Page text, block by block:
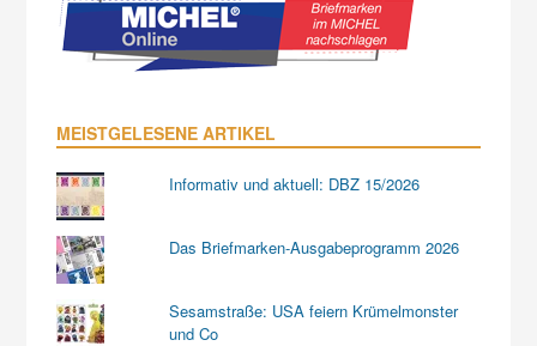
MEISTGELESENE ARTIKEL
Informativ und aktuell: DBZ 15/2026
Das Briefmarken-Ausgabeprogramm 2026
Sesamstraße: USA feiern Krümelmonster
und Co